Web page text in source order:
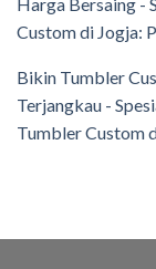
Harga Bersaing -
Custom di Jogja:
Bikin Tumbler
Terjangkau -
Tumbler Custom